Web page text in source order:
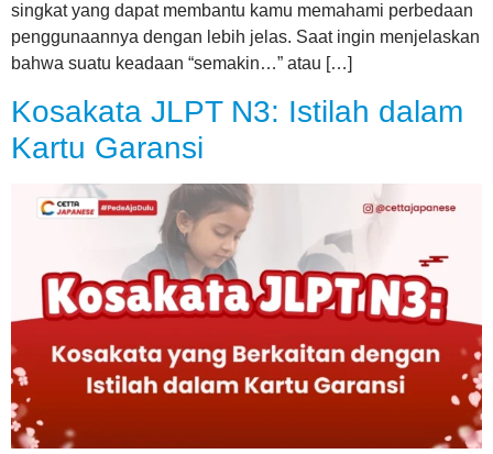
singkat yang dapat membantu kamu memahami perbedaan
penggunaannya dengan lebih jelas. Saat ingin menjelaskan
bahwa suatu keadaan “semakin…” atau […]
Kosakata JLPT N3: Istilah dalam
Kartu Garansi